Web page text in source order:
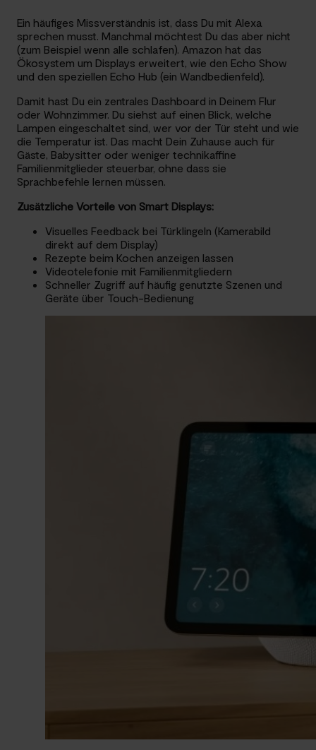
Ein häufiges Missverständnis ist, dass Du mit Alexa
sprechen musst. Manchmal möchtest Du das aber nicht
(zum Beispiel wenn alle schlafen). Amazon hat das
Ökosystem um Displays erweitert, wie den Echo Show
und den speziellen Echo Hub (ein Wandbedienfeld).
Damit hast Du ein zentrales Dashboard in Deinem Flur
oder Wohnzimmer. Du siehst auf einen Blick, welche
Lampen eingeschaltet sind, wer vor der Tür steht und wie
die Temperatur ist. Das macht Dein Zuhause auch für
Gäste, Babysitter oder weniger technikaffine
Familienmitglieder steuerbar, ohne dass sie
Sprachbefehle lernen müssen.
Zusätzliche Vorteile von Smart Displays:
Visuelles Feedback bei Türklingeln (Kamerabild
direkt auf dem Display)
Rezepte beim Kochen anzeigen lassen
Videotelefonie mit Familienmitgliedern
Schneller Zugriff auf häufig genutzte Szenen und
Geräte über Touch-Bedienung